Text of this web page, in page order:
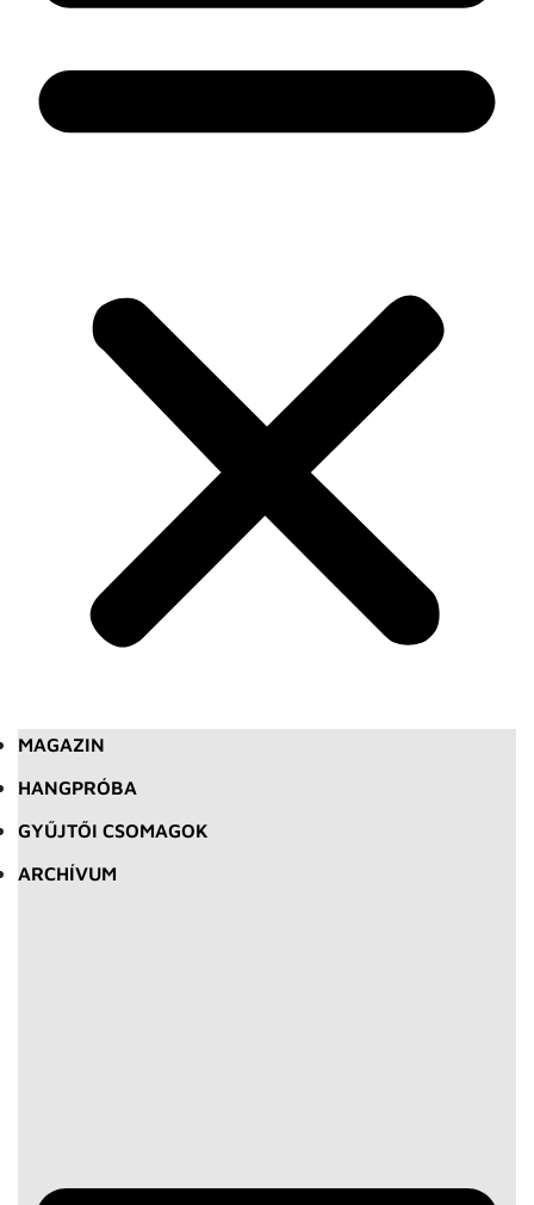
MAGAZIN
HANGPRÓBA
GYŰJTŐI CSOMAGOK
ARCHÍVUM